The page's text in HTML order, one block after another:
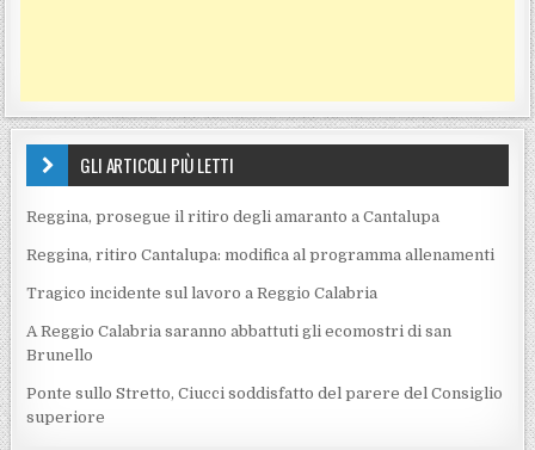
GLI ARTICOLI PIÙ LETTI
Reggina, prosegue il ritiro degli amaranto a Cantalupa
Reggina, ritiro Cantalupa: modifica al programma allenamenti
Tragico incidente sul lavoro a Reggio Calabria
A Reggio Calabria saranno abbattuti gli ecomostri di san
Brunello
Ponte sullo Stretto, Ciucci soddisfatto del parere del Consiglio
superiore